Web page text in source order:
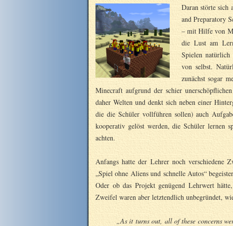
Daran störte sich
and Preparatory
– mit Hilfe von
die Lust am
Spielen
von selbst.
zunächst sogar
Minecraft aufgrund der schier
daher Welten und denkt sich neben einer
die die Schüler vollführen sollen) auch
kooperativ gelöst werden, die Schüler lernen
achten.
Anfangs hatte der Lehrer noch verschiedene
„Spiel ohne Aliens und schnelle Autos“
Oder ob das Projekt genügend Lehrwert
Zweifel waren aber letztendlich unbegründet,
„As it turns out, all of these concerns